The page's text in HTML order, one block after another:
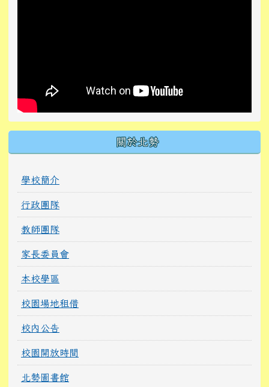
關於北勢
學校簡介
行政團隊
教師團隊
家長委員會
本校學區
校園場地租借
校內公告
校園開放時間
北勢圖書館